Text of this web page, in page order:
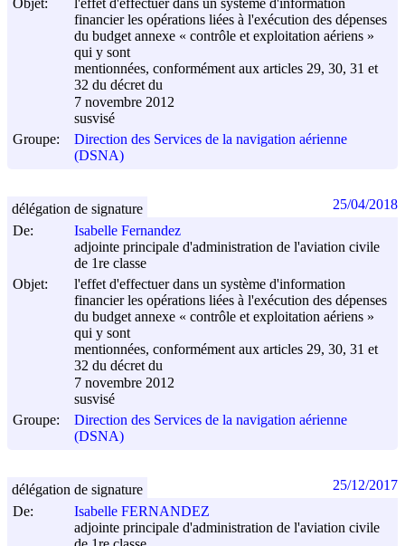
Objet:
l'effet d'effectuer dans un système d'information
financier les opérations liées à l'exécution des dépenses
du budget annexe « contrôle et exploitation aériens »
qui y sont
mentionnées, conformément aux articles 29, 30, 31 et
32 du décret du
7 novembre 2012
susvisé
Groupe:
Direction des Services de la navigation aérienne
(DSNA)
De:
Isabelle Fernandez
adjointe principale d'administration de l'aviation civile
de 1re classe
Objet:
l'effet d'effectuer dans un système d'information
financier les opérations liées à l'exécution des dépenses
du budget annexe « contrôle et exploitation aériens »
qui y sont
mentionnées, conformément aux articles 29, 30, 31 et
32 du décret du
7 novembre 2012
susvisé
Groupe:
Direction des Services de la navigation aérienne
(DSNA)
délégation de signature 25/04/2018
De:
Isabelle FERNANDEZ
adjointe principale d'administration de l'aviation civile
délégation de signature 25/12/2017